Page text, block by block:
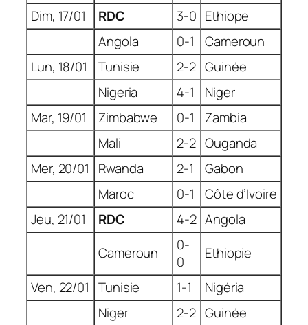
Dim, 17/01
RDC 3-0 Ethiope
Angola
0-1
Cameroun
Lun, 18/01
Tunisie 2-2 Guinée
Nigeria
4-1
Niger
Mar, 19/01
Zimbabwe 0-1
Zambia
Mali
2-2 Ouganda
Mer, 20/01
Rwanda 2-1
Gabon
Maroc
0-1
Côte d’Ivoire
Jeu, 21/01
RDC 4-2 Angola
Cameroun
0-
0
Ethiopie
Ven, 22/01 Tunisie 1-1
Nigéria
Niger
2-2 Guinée